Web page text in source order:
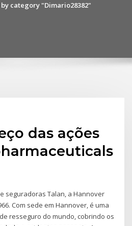
category "Dimario28382"
das ações
seguradoras Talan, a Hannover
Com sede em Hannover, é uma
resseguro do mundo, cobrindo os